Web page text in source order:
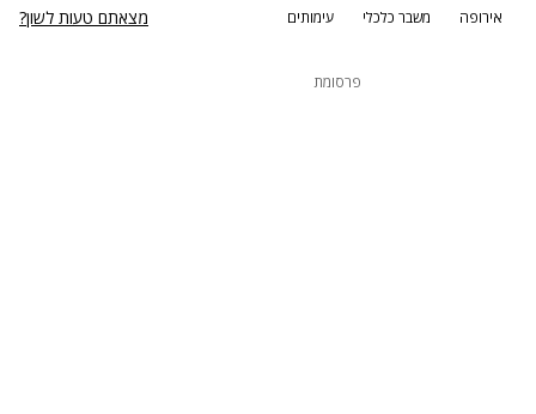
אירופה משבר כלכלי עימותים מצאתם טעות לשון?
פרסומת